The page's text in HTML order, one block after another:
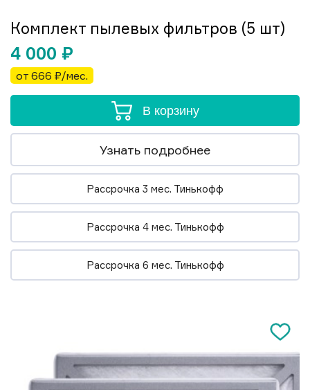
Комплект пылевых фильтров (5 шт)
4 000 ₽
от 666 ₽/мес.
В корзину
Узнать подробнее
Рассрочка 3 мес. Тинькофф
Рассрочка 4 мес. Тинькофф
Рассрочка 6 мес. Тинькофф